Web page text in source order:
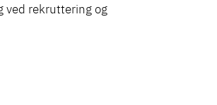
ved rekruttering og